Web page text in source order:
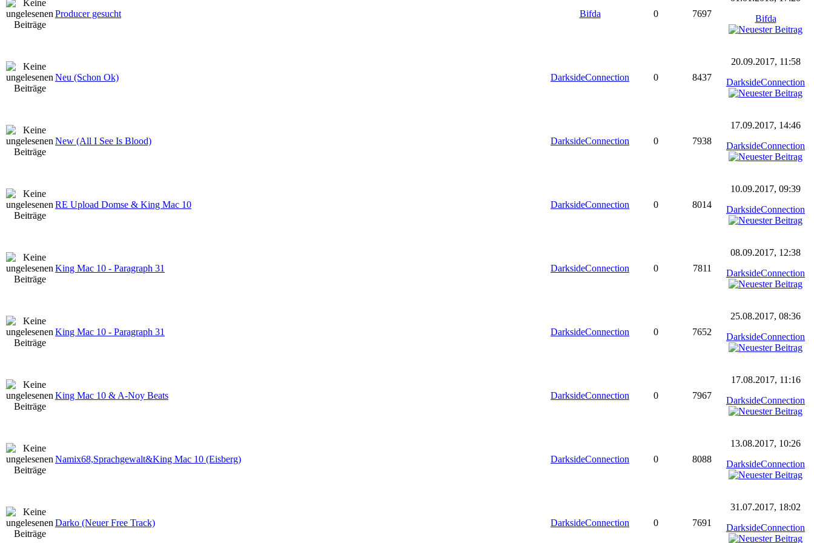
Producer gesucht Bifda 0 7697
Bifda
Neu (Schon Ok) DarksideConnection 0 8437
20.09.2017, 11:58
DarksideConnection
New (All I See Is Blood) DarksideConnection 0 7938
17.09.2017, 14:46
DarksideConnection
RE Upload Domse & King Mac 10 DarksideConnection 0 8014
10.09.2017, 09:39
DarksideConnection
King Mac 10 - Paragraph 31 DarksideConnection 0 7811
08.09.2017, 12:38
DarksideConnection
King Mac 10 - Paragraph 31 DarksideConnection 0 7652
25.08.2017, 08:36
DarksideConnection
King Mac 10 & A-Noy Beats DarksideConnection 0 7967
17.08.2017, 11:16
DarksideConnection
Namix68,Sprachgewalt&King Mac 10 (Eisberg) DarksideConnection 0 8088
13.08.2017, 10:26
DarksideConnection
Darko (Neuer Free Track) DarksideConnection 0 7691
31.07.2017, 18:02
DarksideConnection